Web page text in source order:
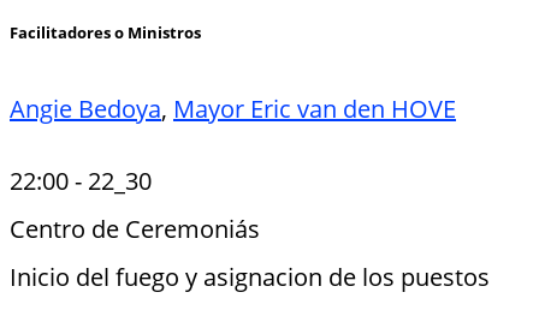
Facilitadores o Ministros
Angie Bedoya, Mayor Eric van den HOVE
22:00- 22_30
Centro de Ceremoniás
Inicio del fuego y asignacion de los puestos